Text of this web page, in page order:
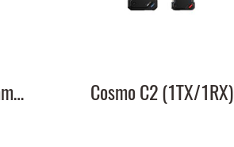
HL 3.5mm TRS to 3.5mm TRS Cable Cosmo C2 (1TX/1RX)